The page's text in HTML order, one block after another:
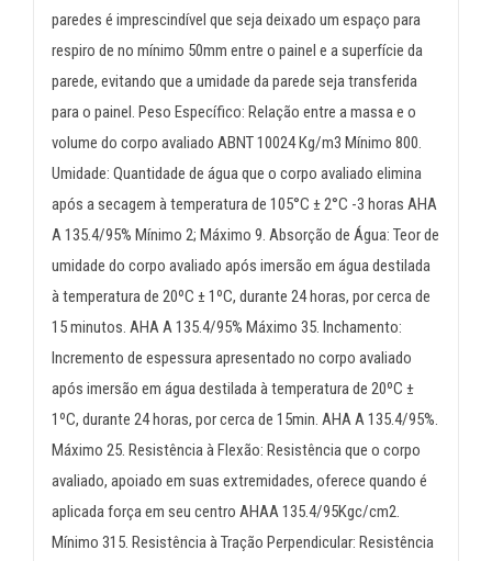
paredes é imprescindível que seja deixado um espaço para
respiro de no mínimo 50mm entre o painel e a superfície da
parede, evitando que a umidade da parede seja transferida
para o painel. Peso Específico: Relação entre a massa e o
volume do corpo avaliado ABNT 10024 Kg/m3 Mínimo 800.
Umidade: Quantidade de água que o corpo avaliado elimina
após a secagem à temperatura de 105°C ± 2°C -3 horas AHA
A 135.4/95% Mínimo 2; Máximo 9. Absorção de Água: Teor de
umidade do corpo avaliado após imersão em água destilada
à temperatura de 20ºC ± 1ºC, durante 24 horas, por cerca de
15 minutos. AHA A 135.4/95% Máximo 35. Inchamento:
Incremento de espessura apresentado no corpo avaliado
após imersão em água destilada à temperatura de 20ºC ±
1ºC, durante 24 horas, por cerca de 15min. AHA A 135.4/95%.
Máximo 25. Resistência à Flexão: Resistência que o corpo
avaliado, apoiado em suas extremidades, oferece quando é
aplicada força em seu centro AHAA 135.4/95Kgc/cm2.
Mínimo 315. Resistência à Tração Perpendicular: Resistência